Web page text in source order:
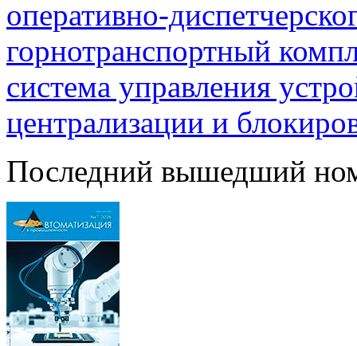
оперативно-
горнотранспортный
система управления
централизации и
Последний вышедший